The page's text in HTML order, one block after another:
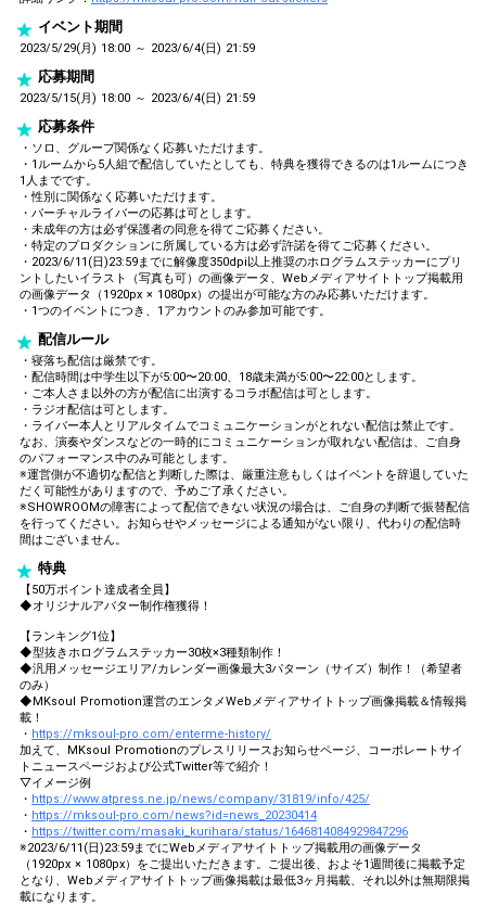
イベント期間
2023/5/29(月) 18:00 ～ 2023/6/4(日) 21:59
応募期間
2023/5/15(月) 18:00 ～ 2023/6/4(日) 21:59
応募条件
・ソロ、グループ関係なく応募いただけます。
・1ルームから5人組で配信していたとしても、特典を獲得できるのは1ルームにつき
1人までです。
・性別に関係なく応募いただけます。
・バーチャルライバーの応募は可とします。
・未成年の方は必ず保護者の同意を得てご応募ください。
・特定のプロダクションに所属している方は必ず許諾を得てご応募ください。
・2023/6/11(日)23:59までに解像度350dpi以上推奨のホログラムステッカーにプリ
ントしたいイラスト（写真も可）の画像データ、Webメディアサイトトップ掲載用
の画像データ（1920px × 1080px）の提出が可能な方のみ応募いただけます。
・1つのイベントにつき、1アカウントのみ参加可能です。
配信ルール
・寝落ち配信は厳禁です。
・配信時間は中学生以下が5:00〜20:00、18歳未満が5:00〜22:00とします。
・ご本人さま以外の方が配信に出演するコラボ配信は可とします。
・ラジオ配信は可とします。
・ライバー本人とリアルタイムでコミュニケーションがとれない配信は禁止です。
なお、演奏やダンスなどの一時的にコミュニケーションが取れない配信は、ご自身
のパフォーマンス中のみ可能とします。
※運営側が不適切な配信と判断した際は、厳重注意もしくはイベントを辞退していた
だく可能性がありますので、予めご了承ください。
※SHOWROOMの障害によって配信できない状況の場合は、ご自身の判断で振替配信
を行ってください。お知らせやメッセージによる通知がない限り、代わりの配信時
間はございません。
特典
【50万ポイント達成者全員】
◆オリジナルアバター制作権獲得！
【ランキング1位】
◆型抜きホログラムステッカー30枚×3種類制作！
◆汎用メッセージエリア/カレンダー画像最大3パターン（サイズ）制作！（希望者
のみ）
◆MKsoul Promotion運営のエンタメWebメディアサイトトップ画像掲載＆情報掲
載！
・ https://mksoul-pro.com/enterme-history/
加えて、MKsoul Promotionのプレスリリースお知らせページ、コーポレートサイ
トニュースページおよび公式Twitter等で紹介！
▽イメージ例
・ https://www.atpress.ne.jp/news/company/31819/info/425/
・ https://mksoul-pro.com/news?id=news_20230414
・ https://twitter.com/masaki_kurihara/status/1646814084929847296
※2023/6/11(日)23:59までにWebメディアサイトトップ掲載用の画像データ
（1920px × 1080px）をご提出いただきます。ご提出後、およそ1週間後に掲載予定
となり、Webメディアサイトトップ画像掲載は最低3ヶ月掲載、それ以外は無期限掲
載になります。